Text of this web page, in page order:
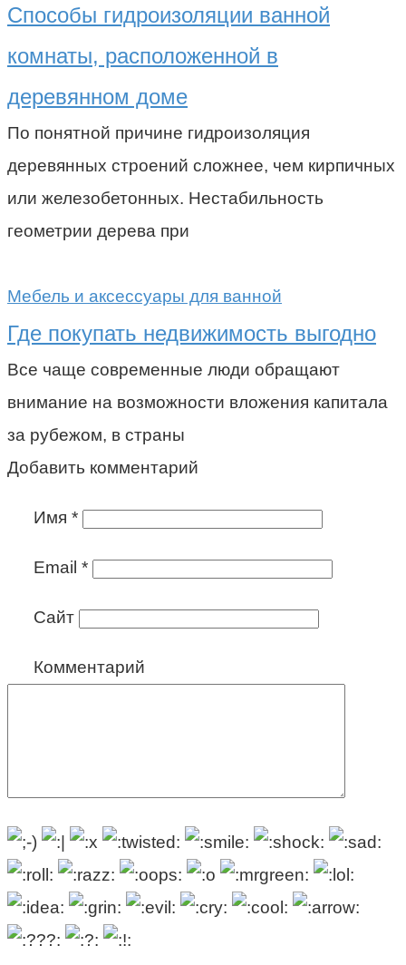
Способы гидроизоляции ванной
комнаты, расположенной в
деревянном доме
По понятной причине гидроизоляция
деревянных строений сложнее, чем кирпичных
или железобетонных. Нестабильность
геометрии дерева при
Мебель и аксессуары для ванной
Где покупать недвижимость выгодно
Все чаще современные люди обращают
внимание на возможности вложения капитала
за рубежом, в страны
Добавить комментарий
Имя *
Email *
Сайт
Комментарий